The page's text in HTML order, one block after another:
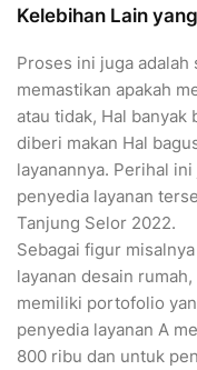
Kelebihan Lain
Proses ini juga adalah
memastikan apakah
atau tidak, Hal banyak
diberi makan Hal
layanannya. Perihal
penyedia layanan
Tanjung Selor 2022.
Sebagai figur
layanan desain
memiliki portofolio
penyedia layanan A
800 ribu dan untuk